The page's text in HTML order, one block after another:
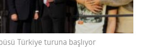
Türkiye turuna başlıyor